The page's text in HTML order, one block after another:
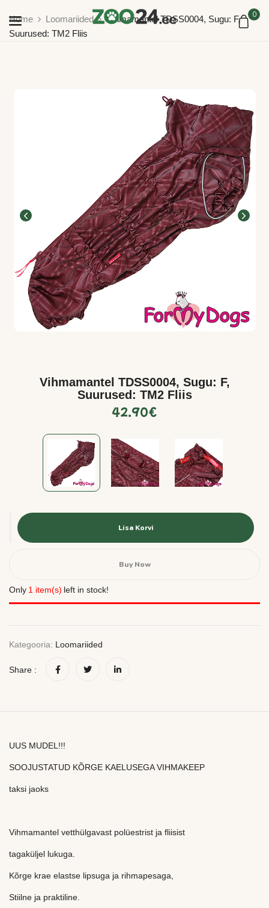
0
Home Loomariided
Vihmamantel TDSS0004, Sugu: F,
Suurused: TM2 Fliis
Vihmamantel TDSS0004, Sugu: F,
Suurused: TM2 Fliis
42.90€
Lisa Korvi
Buy Now
Only 1 item(s) left in stock!
Kategooria: Loomariided
Share :
UUS MUDEL!!!
SOOJUSTATUD KÕRGE KAELUSEGA VIHMAKEEP
taksi jaoks
Vihmamantel vetthülgavast polüestrist ja fliisist
tagaküljel lukuga.
Kõrge krae elastse lipsuga ja rihmapesaga,
Stiilne ja praktiline.